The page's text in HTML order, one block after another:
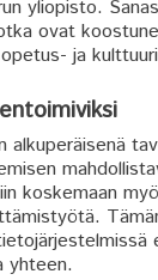
yliopisto.
ovat
ja
alkuperäisenä
koskemaan
yhteen.